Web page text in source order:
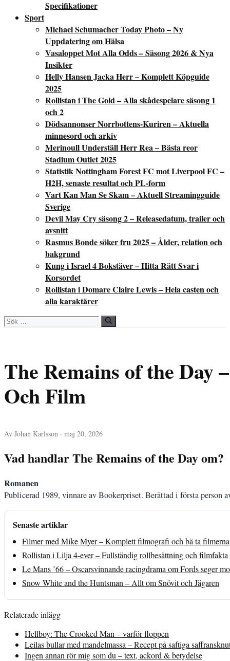
Specifikationer
Sport
Michael Schumacher Today Photo – Ny
Uppdatering om Hälsa
Vasaloppet Mot Alla Odds – Säsong 2026 & Nya
Insikter
Helly Hansen Jacka Herr – Komplett Köpguide
2025
Rollistan i The Gold – Alla skådespelare säsong 1
och 2
Dödsannonser Norrbottens-Kuriren – Aktuella
minnesord och arkiv
Merinoull Underställ Herr Rea – Bästa reor
Stadium Outlet 2025
Statistik Nottingham Forest FC mot Liverpool FC –
H2H, senaste resultat och PL-form
Vart Kan Man Se Skam – Aktuell Streamingguide
Sverige
Devil May Cry säsong 2 – Releasedatum, trailer och
avsnitt
Rasmus Bonde söker fru 2025 – Ålder, relation och
bakgrund
Kung i Israel 4 Bokstäver – Hitta Rätt Svar i
Korsordet
Rollistan i Domare Claire Lewis – Hela casten och
alla karaktärer
Sök
efter:
The Remains of the Day
Och Film
Av Johan Karlsson · maj 20, 2026
Vad handlar The Remains of the Day om?
Romanen
Publicerad 1989, vinnare av Bookerpriset. Berättad i första person
Senaste artiklar
Filmer med Mike Myer – Komplett filmografi och bä ta filmerna
Rollistan i Lilja 4-ever – Fullständig rollbesättning och filmfakta
Le Mans ’66 – Oscarsvinnande racingdrama om Fords seger
Snow White and the Huntsman – Allt om Snövit och Jägaren
Relaterade inlägg
Hellboy: The Crooked Man – varför floppen
Leilas bullar med mandelmassa – Recept på saftiga
Ingen annan rör mig som du – text, ackord & betydelse